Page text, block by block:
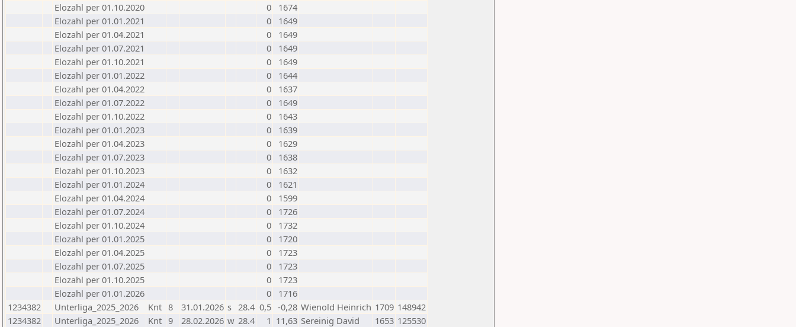
Elozahl per 01.10.2020
0
1674
Elozahl per 01.01.2021
0
1649
Elozahl per 01.04.2021
0
1649
Elozahl per 01.07.2021
0
1649
Elozahl per 01.10.2021
0
1649
Elozahl per 01.01.2022
0
1644
Elozahl per 01.04.2022
0
1637
Elozahl per 01.07.2022
0
1649
Elozahl per 01.10.2022
0
1643
Elozahl per 01.01.2023
0
1639
Elozahl per 01.04.2023
0
1629
Elozahl per 01.07.2023
0
1638
Elozahl per 01.10.2023
0
1632
Elozahl per 01.01.2024
0
1621
Elozahl per 01.04.2024
0
1599
Elozahl per 01.07.2024
0
1726
Elozahl per 01.10.2024
0
1732
Elozahl per 01.01.2025
0
1720
Elozahl per 01.04.2025
0
1723
Elozahl per 01.07.2025
0
1723
Elozahl per 01.10.2025
0
1723
Elozahl per 01.01.2026
0
1716
1234382
Unterliga_2025_2026 Knt 8 31.01.2026 s 28.4 0,5 -0,28 Wienold Heinrich 1709 148942
1234382
Unterliga_2025_2026 Knt 9 28.02.2026 w 28.4 1 11,63 Sereinig David 1653 125530